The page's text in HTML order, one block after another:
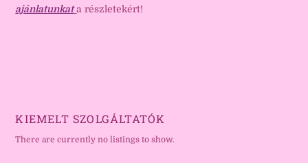
ajánlatunkat a részletekért!
KIEMELT SZOLGÁLTATÓK
There are currently no listings to show.